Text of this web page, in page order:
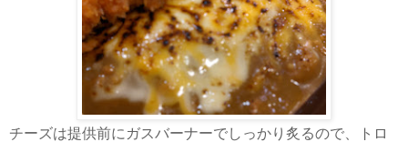
チーズは提供前にガスバーナーでしっかり炙るので、トロ